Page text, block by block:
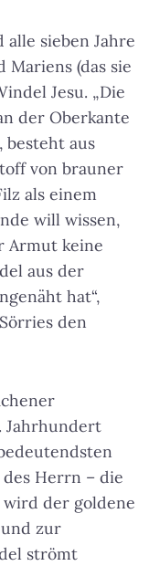
sieben Jahre
Mariens (das sie
Jesu. „Die
der Oberkante
besteht aus
von brauner
als einem
will wissen,
Armut keine
aus der
hat“,
den
Jahrhundert
Herrn – die
der goldene
zur
strömt